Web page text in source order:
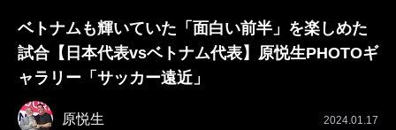
ベトナムも輝いていた「面白い前半」を楽しめた
試合【日本代表vsベトナム代表】原悦生PHOTOギ
ャラリー「サッカー遠近」
原悦生 2024.01.17